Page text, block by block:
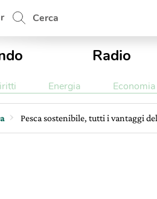
Cerca
Radio
Energia
Pesca sostenibile, tutti i vantaggi